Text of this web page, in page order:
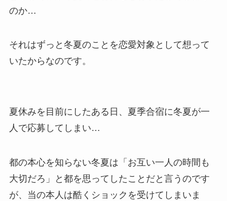
のか…
それはずっと冬夏のことを恋愛対象として想って
いたからなのです。
夏休みを目前にしたある日、夏季合宿に冬夏が一
人で応募してしまい…
都の本心を知らない冬夏は「お互い一人の時間も
大切だろ」と都を思ってしたことだと言うのです
が、当の本人は酷くショックを受けてしまいま